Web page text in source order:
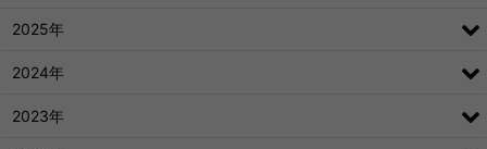
2025年
2024年
2023年